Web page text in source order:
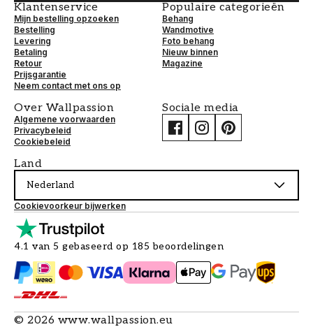
Klantenservice
Mijn bestelling opzoeken
Bestelling
Levering
Betaling
Retour
Prijsgarantie
Neem contact met ons op
Populaire categorieën
Behang
Wandmotive
Foto behang
Nieuw binnen
Magazine
Over Wallpassion
Algemene voorwaarden
Privacybeleid
Cookiebeleid
Sociale media
Land
Nederland
Cookievoorkeur bijwerken
4.1 van 5 gebaseerd op 185 beoordelingen
© 2026 www.wallpassion.eu